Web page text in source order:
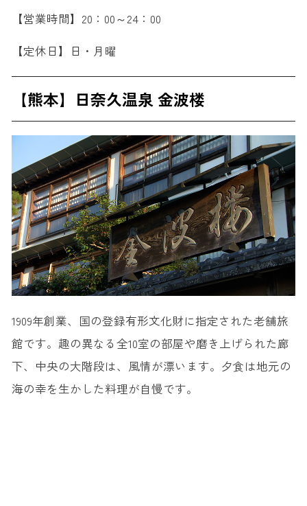
【営業時間】20：00～24：00
【定休日】日・月曜
【熊本】日奈久温泉 金波楼
1909年創業、国の登録有形文化財に指定された老舗旅
館です。趣の異なる全10室の部屋や磨き上げられた廊
下、中央の大階段は、風情が漂います。夕食は地元の
海の幸を生かした料理が自慢です。